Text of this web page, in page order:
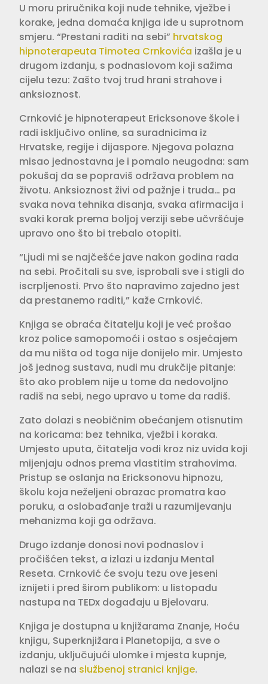
U moru priručnika koji nude tehnike, vježbe i
korake, jedna domaća knjiga ide u suprotnom
smjeru. “Prestani raditi na sebi” hrvatskog
hipnoterapeuta Timotea Crnkovića izašla je u
drugom izdanju, s podnaslovom koji sažima
cijelu tezu: Zašto tvoj trud hrani strahove i
anksioznost.
Crnković je hipnoterapeut Ericksonove škole i
radi isključivo online, sa suradnicima iz
Hrvatske, regije i dijaspore. Njegova polazna
misao jednostavna je i pomalo neugodna: sam
pokušaj da se popraviš održava problem na
životu. Anksioznost živi od pažnje i truda… pa
svaka nova tehnika disanja, svaka afirmacija i
svaki korak prema boljoj verziji sebe učvršćuje
upravo ono što bi trebalo otopiti.
“Ljudi mi se najčešće jave nakon godina rada
na sebi. Pročitali su sve, isprobali sve i stigli do
iscrpljenosti. Prvo što napravimo zajedno jest
da prestanemo raditi,” kaže Crnković.
Knjiga se obraća čitatelju koji je već prošao
kroz police samopomoći i ostao s osjećajem
da mu ništa od toga nije donijelo mir. Umjesto
još jednog sustava, nudi mu drukčije pitanje:
što ako problem nije u tome da nedovoljno
radiš na sebi, nego upravo u tome da radiš.
Zato dolazi s neobičnim obećanjem otisnutim
na koricama: bez tehnika, vježbi i koraka.
Umjesto uputa, čitatelja vodi kroz niz uvida koji
mijenjaju odnos prema vlastitim strahovima.
Pristup se oslanja na Ericksonovu hipnozu,
školu koja neželjeni obrazac promatra kao
poruku, a oslobađanje traži u razumijevanju
mehanizma koji ga održava.
Drugo izdanje donosi novi podnaslov i
pročišćen tekst, a izlazi u izdanju Mental
Reseta. Crnković će svoju tezu ove jeseni
iznijeti i pred širom publikom: u listopadu
nastupa na TEDx događaju u Bjelovaru.
Knjiga je dostupna u knjižarama Znanje, Hoću
knjigu, Superknjižara i Planetopija, a sve o
izdanju, uključujući ulomke i mjesta kupnje,
nalazi se na službenoj stranici knjige.